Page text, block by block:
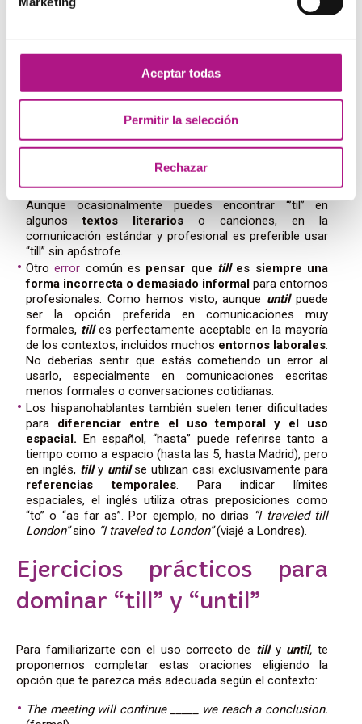
Aceptar todas
Permitir la selección
Rechazar
“till” y “until”
Uno de los errores más frecuentes entre los
hispanohablantes es la confusión sobre el
apóstrofe con
till. Muchas personas escriben
incorrectamente “’til” pensando que es una contracción
de “until”, cuando en realidad
completa por sí misma que no requiere apóstrofe.
Aunque ocasionalmente puedes encontrar “’til” en
algunostextos literarios o canciones, en la
comunicación estándar y profesional es preferible usar
“till” sin apóstrofe.
Otroerror común es pensar que tilles siempre una
forma incorrecta o demasiado informal para entornos
profesionales. Como hemos visto, aunque untilpuede
ser la opción preferida en comunicaciones muy
formales, till es perfectamente aceptable en la mayoría
de los contextos, incluidos muchos entornos laborales.
No deberías sentir que estás cometiendo un error al
usarlo, especialmente en comunicaciones escritas
menos formales o conversaciones cotidianas.
Los hispanohablantes también suelen tener dificultades
para diferenciar entre el uso temporal y el uso
espacial. En español, “hasta” puede referirse tanto a
tiempo como a espacio (hasta las 5, hasta Madrid), pero
en inglés, tilly until se utilizan casi exclusivamente para
referencias temporales. Para indicar límites
espaciales, el inglés utiliza otras preposiciones como
“to” o “as far as”. Por ejemplo, no dirías “I traveled till
London”sino “I traveled to London”(viajé a Londres).
Ejercicios prácticos para
dominar “till” y “until”
Para familiarizarte con el uso correcto de tilly until,te
proponemos completar estas oraciones eligiendo la
opción que te parezca más adecuada según el contexto:
The meeting will continue _____ we reach a conclusion.